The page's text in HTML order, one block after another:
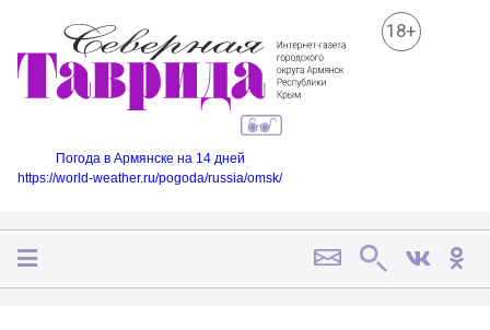
18+
Погода в Армянске на 14 дней
https://world-weather.ru/pogoda/russia/omsk/